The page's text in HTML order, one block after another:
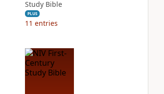
Study Bible
PLUS
11 entries